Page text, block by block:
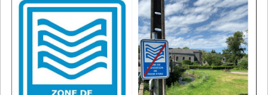
Image Image